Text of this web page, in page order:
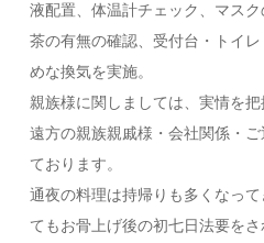
液配置、体温計チェック、マス
茶の有無の確認、受付台・トイ
めな換気を実施。
親族様に関しましては、実情を
遠方の親族親戚様・会社関係・
ております。
通夜の料理は持帰りも多くなっ
てもお骨上げ後の初七日法要を